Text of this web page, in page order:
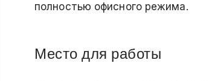
полностью офисного режима.
Место для работы